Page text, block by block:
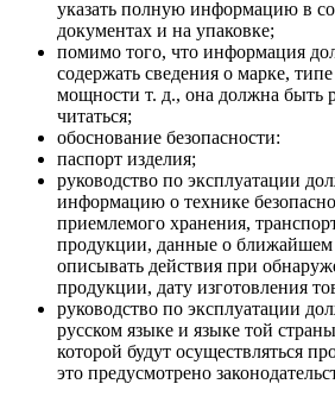
указать полную информацию в
документах и на упаковке;
помимо того, что информация
содержать сведения о марке,
мощности т. д., она должна быть
читаться;
обоснование безопасности:
паспорт изделия;
руководство по эксплуатации
информацию о технике
приемлемого хранения,
продукции, данные о ближайшем
описывать действия при
продукции, дату изготовления
руководство по эксплуатации
русском языке и языке той
которой будут осуществляться
это предусмотрено